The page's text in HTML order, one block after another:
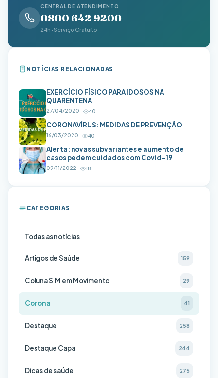
CENTRAL DE ATENDIMENTO
0800 642 9200
24h · Serviço Gratuito
NOTÍCIAS RELACIONADAS
EXERCÍCIO FÍSICO PARA IDOSOS NA
QUARENTENA
27/04/2020 40
CORONAVÍRUS: MEDIDAS DE PREVENÇÃO
16/03/2020 40
Alerta: novas subvariantes e aumento de
casos pedem cuidados com Covid-19
09/11/2022 18
CATEGORIAS
Todas as notícias
Artigos de Saúde 159
Coluna SIM em Movimento 29
Corona 41
Destaque 258
Destaque Capa 244
Dicas de saúde 275